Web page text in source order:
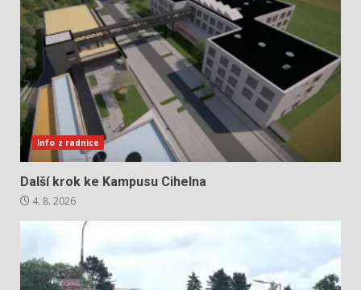
Info z radnice
Další krok ke Kampusu Cihelna
4. 8. 2026